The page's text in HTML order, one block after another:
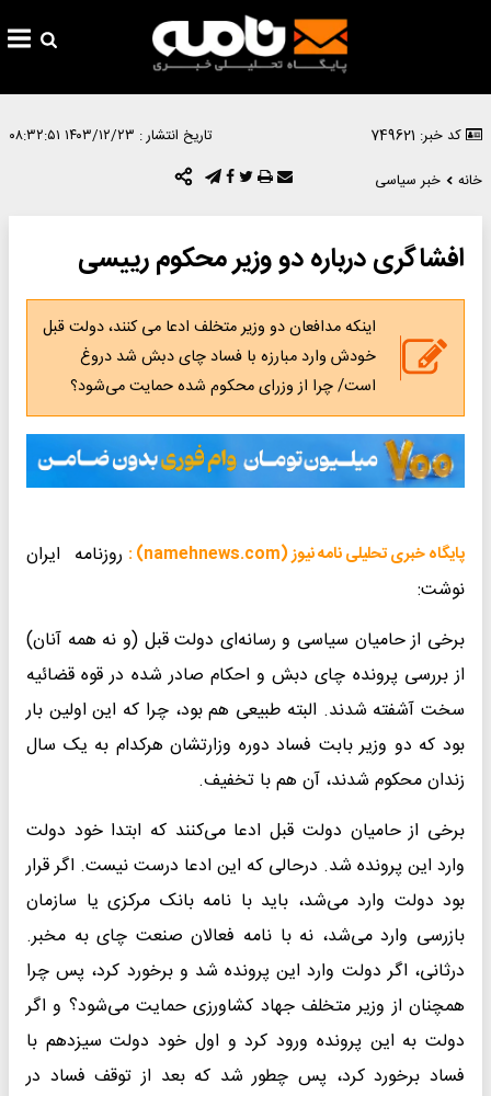
کد خبر: 749621 تاریخ انتشار : ۱۴۰۳/۱۲/۲۳ ۰۸:۳۲:۵۱
خانه
خبر سیاسی
افشاگری درباره دو وزیر محکوم رییسی
اینکه مدافعان دو وزیر متخلف ادعا می کنند، دولت قبل
خودش وارد مبارزه با فساد چای دبش شد دروغ
است/ چرا از وزرای محکوم شده حمایت می‌شود؟
پایگاه خبری تحلیلی نامه نیوز (namehnews.com) :
روزنامه ایران
نوشت:
برخی از حامیان سیاسی و رسانه‌ای دولت قبل (و نه همه آنان)
از بررسی پرونده چای دبش و احکام صادر شده در قوه قضائیه
سخت آشفته شدند. البته طبیعی هم بود، چرا که این اولین بار
بود که دو وزیر بابت فساد دوره وزارتشان هرکدام به یک سال
زندان محکوم شدند، آن هم با تخفیف.
برخی از حامیان دولت قبل ادعا می‌کنند که ابتدا خود دولت
وارد این پرونده شد. درحالی که این ادعا درست نیست. اگر قرار
بود دولت وارد می‌شد، باید با نامه بانک مرکزی یا سازمان
بازرسی وارد می‌شد، نه با نامه فعالان صنعت چای به مخبر.
درثانی، اگر دولت وارد این پرونده شد و برخورد کرد، پس چرا
همچنان از وزیر متخلف جهاد کشاورزی حمایت می‌شود؟ و اگر
دولت به این پرونده ورود کرد و اول خود دولت سیزدهم با
فساد برخورد کرد، پس چطور شد که بعد از توقف فساد در